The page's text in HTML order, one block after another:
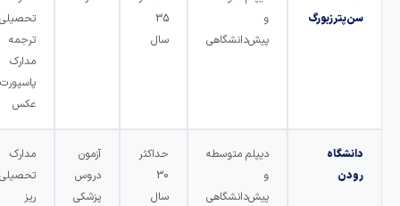
سن‌پترزبورگ
پیش‌دانشگاهی
تحصیلی
ترجمه
مدارک
پاسپورت
دانشگاه
رودن
دیپلم متوسطه
پیش‌دانشگاهی
حداکثر
دروس
پزشکی
مدارک
تحصیلی